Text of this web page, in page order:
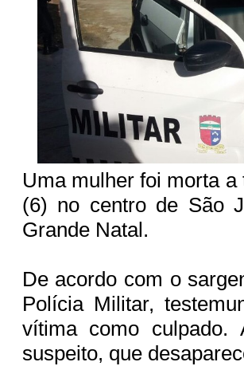
Uma mulher foi morta
(6) no centro de São
Grande Natal.
De acordo com o
Polícia Militar,
vítima como
suspeito, que